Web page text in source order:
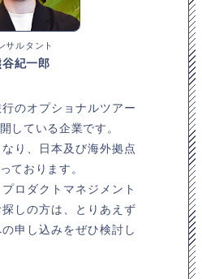
サルタント
紀一郎
のオプショナルツアー
している企業です。
り、日本及び海外拠点
ております。
ロダクトマネジメント
しの方は、とりあえず
申し込みをぜひ検討し